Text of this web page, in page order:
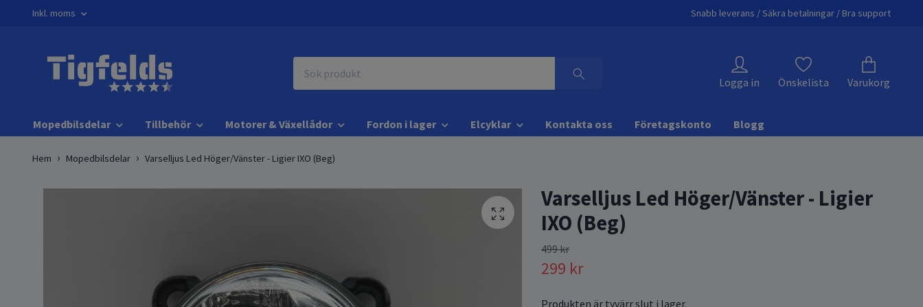
Inkl. moms Snabb leverans / Säkra betalningar / Bra support
Logga in Önskelista Varukorg
Mopedbilsdelar Tillbehör Motorer & Växellådor Fordon i lager Elcyklar Kontakta oss Företagskonto Blogg
Hem Mopedbilsdelar Varselljus Led Höger/Vänster - Ligier IXO (Beg)
Varselljus Led Höger/Vänster - Ligier
IXO (Beg)
499 kr
299 kr
Produkten är tyvärr slut i lager.